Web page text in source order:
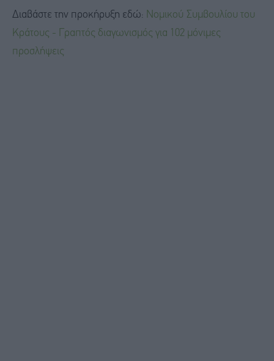
Διαβάστε την προκήρυξη εδώ: Νομικού Συμβουλίου του
Κράτους - Γραπτός διαγωνισμός για 102 μόνιμες
προσλήψεις